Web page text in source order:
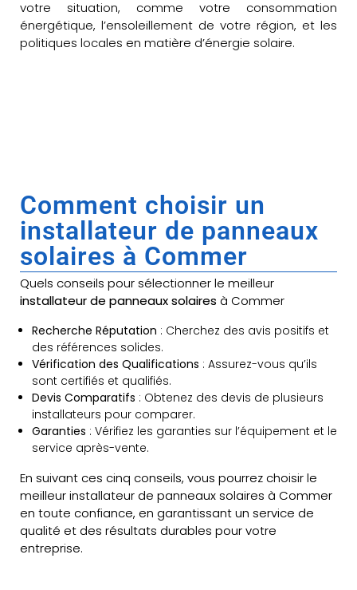
votre situation, comme votre consommation
énergétique, l’ensoleillement de votre région, et les
politiques locales en matière d’énergie solaire.
Comment choisir un
installateur de panneaux
solaires à Commer
Quels conseils pour sélectionner le meilleur
installateur de panneaux solaires à Commer
Recherche Réputation : Cherchez des avis positifs et
des références solides.
Vérification des Qualifications : Assurez-vous qu’ils
sont certifiés et qualifiés.
Devis Comparatifs : Obtenez des devis de plusieurs
installateurs pour comparer.
Garanties : Vérifiez les garanties sur l’équipement et le
service après-vente.
En suivant ces cinq conseils, vous pourrez choisir le
meilleur installateur de panneaux solaires à Commer
en toute confiance, en garantissant un service de
qualité et des résultats durables pour votre
entreprise.